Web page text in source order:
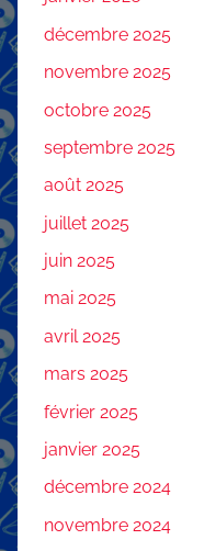
décembre 2025
novembre 2025
octobre 2025
septembre 2025
août 2025
juillet 2025
juin 2025
mai 2025
avril 2025
mars 2025
février 2025
janvier 2025
décembre 2024
novembre 2024